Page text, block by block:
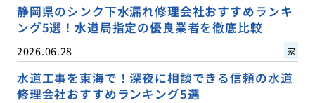
静岡県のシンク下水漏れ修理会社おすすめランキ
ング5選！水道局指定の優良業者を徹底比較
2026.06.28 家
水道工事を東海で！深夜に相談できる信頼の水道
修理会社おすすめランキング5選